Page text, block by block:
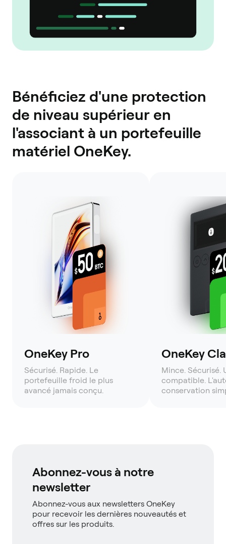
Bénéficiez d'une protection
de niveau supérieur en
l'associant à un portefeuille
matériel OneKey.
OneKey Pro
Sécurisé. Rapide. Le
portefeuille froid le plus
avancé jamais conçu.
OneKey
Mince. Sécurisé.
compatible.
conservation
Abonnez-vous à notre
newsletter
Abonnez-vous aux newsletters OneKey
pour recevoir les dernières nouveautés et
offres sur les produits.